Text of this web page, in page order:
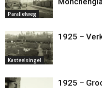
Parallelweg
Kasteelsingel
1925 –
1925 –